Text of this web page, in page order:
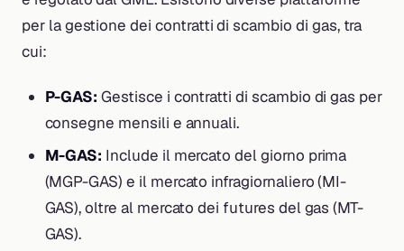
per la gestione dei contratti di scambio di gas, tra
cui:
P-GAS: Gestisce i contratti di scambio di gas per
consegne mensili e annuali.
M-GAS: Include il mercato del giorno prima
(MGP-GAS) e il mercato infragiornaliero (MI-
GAS), oltre al mercato dei futures del gas (MT-
GAS).